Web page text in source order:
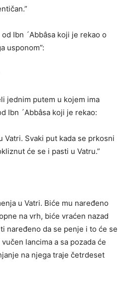
Ibn ´Abbâsa koji je rekao o
usponom”:
jednim putem u kojem ima
Ibn ´Abbâsa koji je rekao:
Vatri. Svaki put kada se prkosni
će se i pasti u Vatru.”
u Vatri. Biće mu naređeno
na vrh, biće vraćen nazad
naređeno da se penje i to će se
lancima a sa pozada će
na njega traje četrdeset